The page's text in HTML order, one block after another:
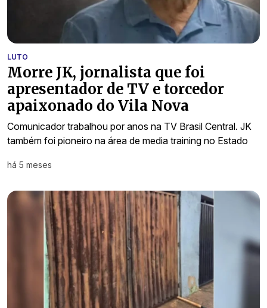
LUTO
Morre JK, jornalista que foi
apresentador de TV e torcedor
apaixonado do Vila Nova
Comunicador trabalhou por anos na TV Brasil Central. JK
também foi pioneiro na área de media training no Estado
há 5 meses